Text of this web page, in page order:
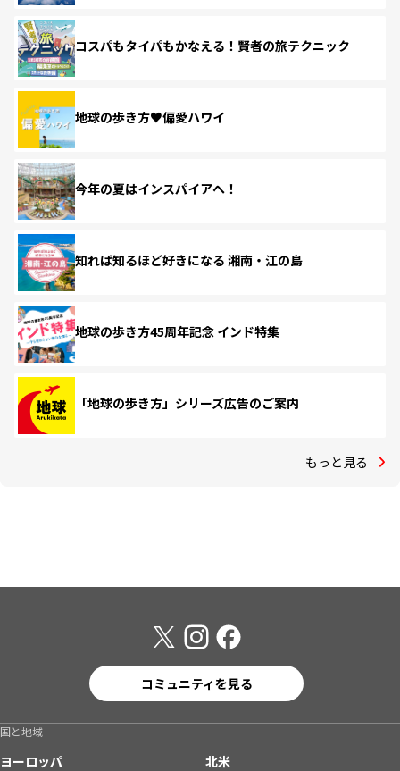
コスパもタイパもかなえる！賢者の旅テクニック
地球の歩き方♥偏愛ハワイ
今年の夏はインスパイアへ！
知れば知るほど好きになる 湘南・江の島
地球の歩き方45周年記念 インド特集
「地球の歩き方」シリーズ広告のご案内
もっと見る
コミュニティを見る
国と地域
ヨーロッパ
北米